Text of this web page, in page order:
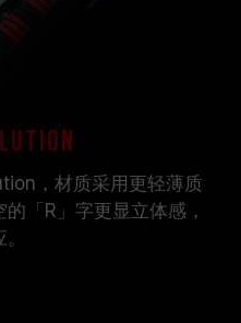
，材质采用更轻薄质
「R」字更显立体感，